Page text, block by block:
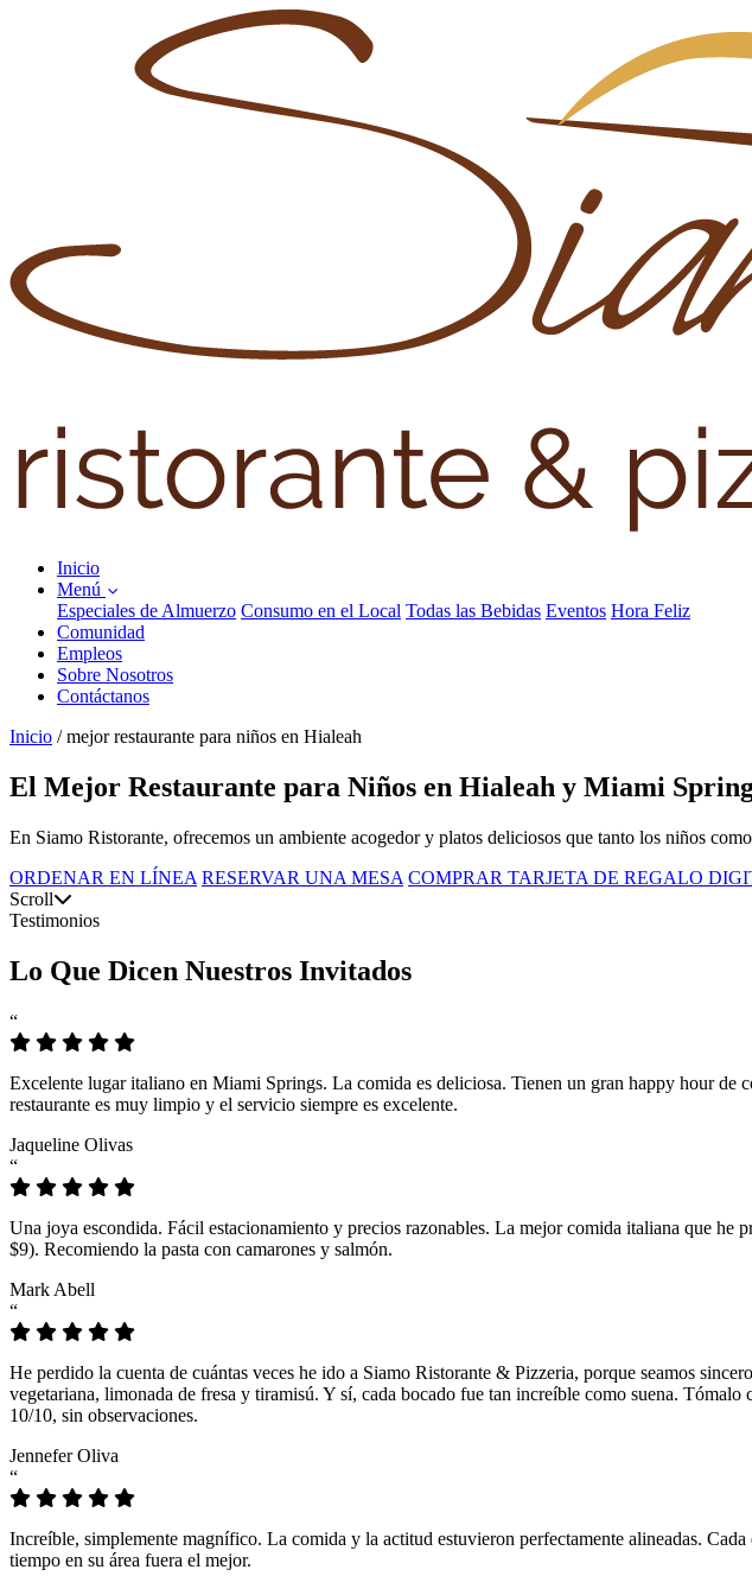
Inicio
Menú
Especiales de Almuerzo Consumo en el Local Todas las Bebidas Eventos Hora Feliz
Comunidad
Empleos
Sobre Nosotros
Contáctanos
Inicio / mejor restaurante para niños en Hialeah
El Mejor Restaurante para Niños en Hialeah y Miami
En Siamo Ristorante, ofrecemos un ambiente acogedor y platos deliciosos que tanto los niños
ORDENAR EN LÍNEA RESERVAR UNA MESA COMPRAR TARJETA DE REGALO
Scroll
Testimonios
Lo Que Dicen Nuestros Invitados
“
Excelente lugar italiano en Miami Springs. La comida es deliciosa. Tienen un gran happy hour de
restaurante es muy limpio y el servicio siempre es excelente.
Jaqueline Olivas
“
Una joya escondida. Fácil estacionamiento y precios razonables. La mejor comida italiana que
$9). Recomiendo la pasta con camarones y salmón.
Mark Abell
“
He perdido la cuenta de cuántas veces he ido a Siamo Ristorante & Pizzeria, porque seamos
vegetariana, limonada de fresa y tiramisú. Y sí, cada bocado fue tan increíble como suena.
10/10, sin observaciones.
Jennefer Oliva
“
Increíble, simplemente magnífico. La comida y la actitud estuvieron perfectamente alineadas.
tiempo en su área fuera el mejor.